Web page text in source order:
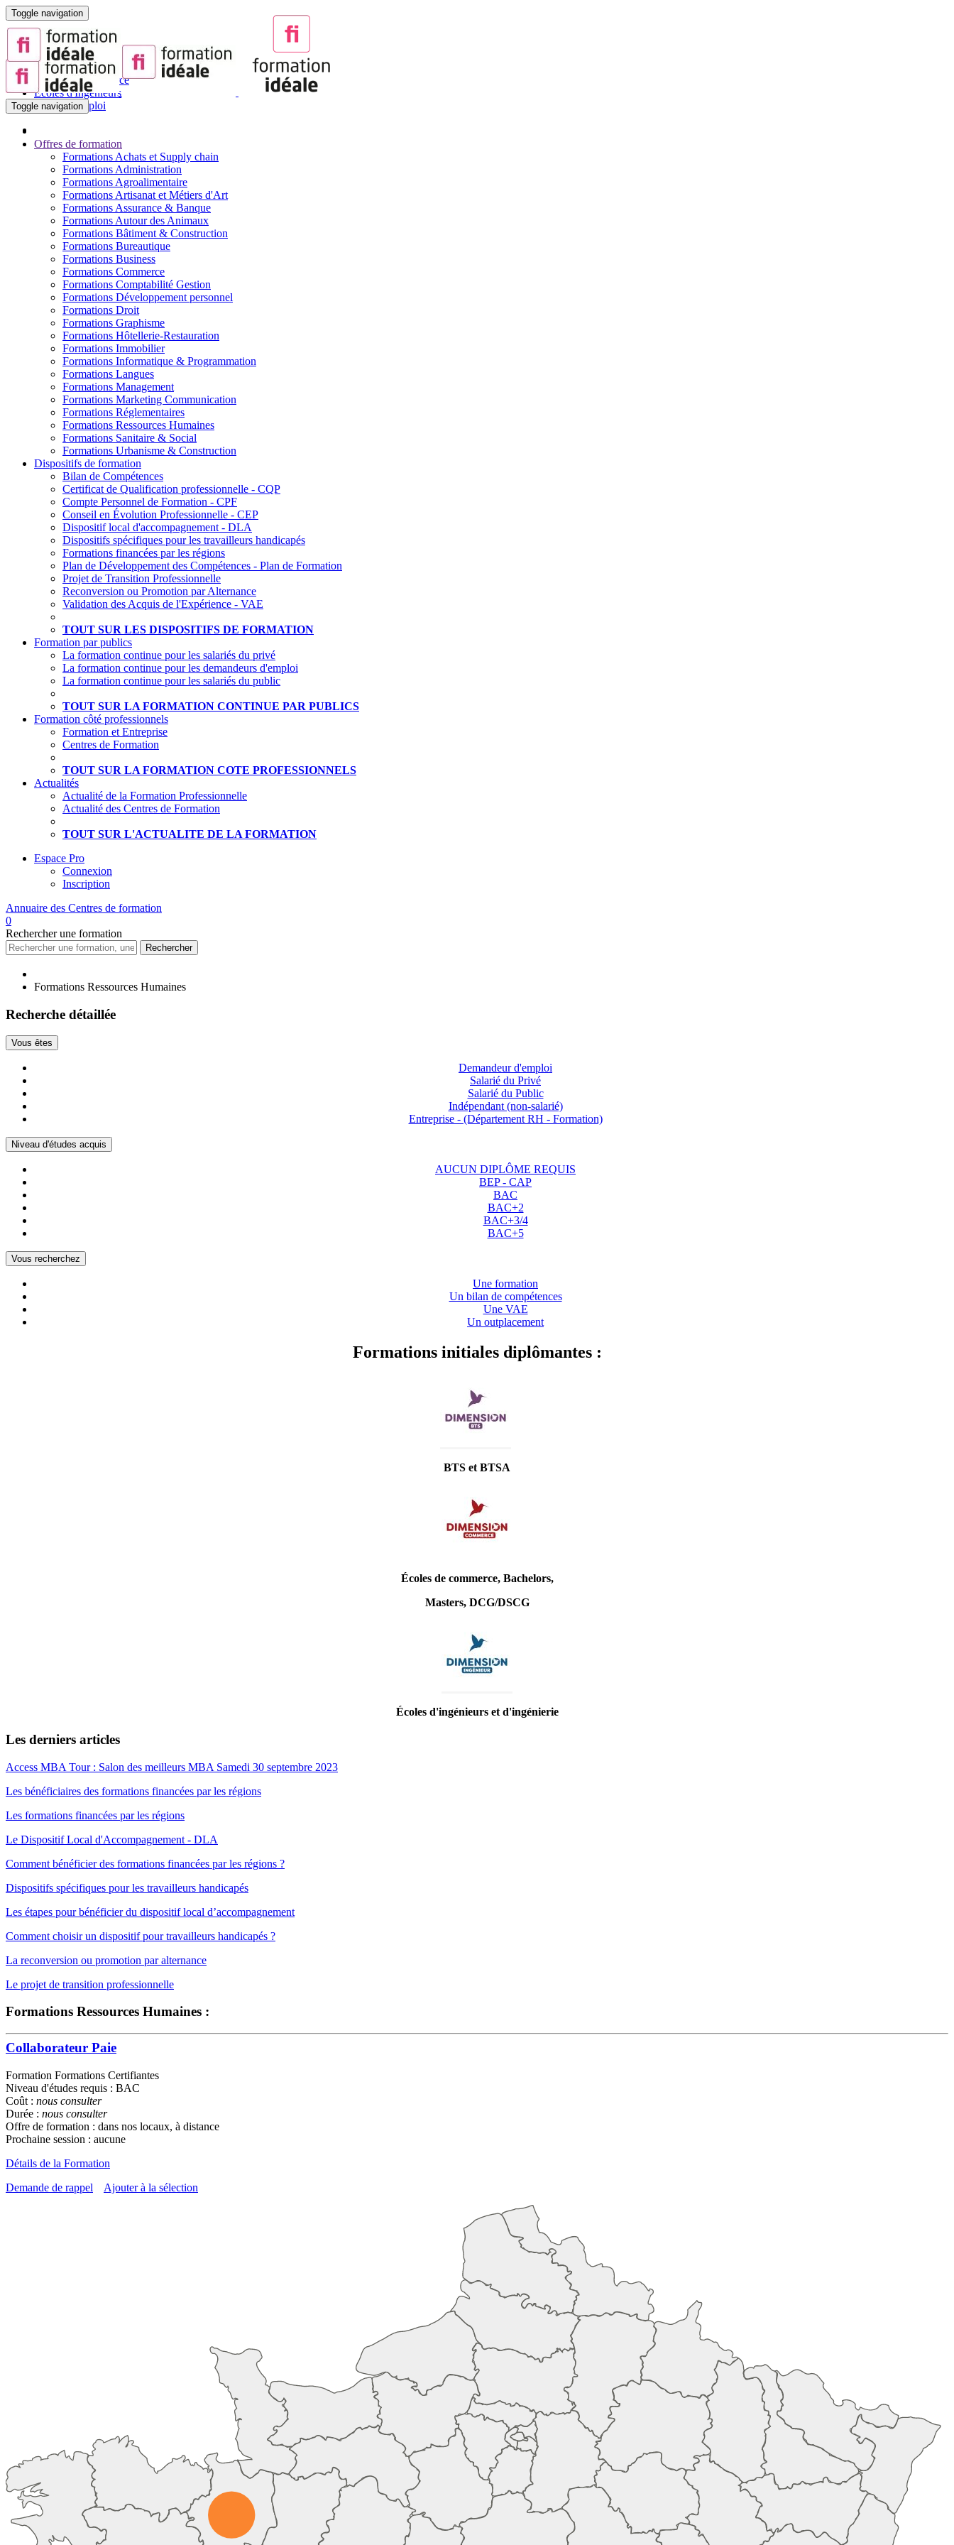
Toggle navigation
Sites partenaires :
BTS
Écoles de Commerce
Écoles d'Ingénieurs
Offres d'Emploi
Toggle navigation
Offres de formation
Formations Achats et Supply chain
Formations Administration
Formations Agroalimentaire
Formations Artisanat et Métiers d'Art
Formations Assurance & Banque
Formations Autour des Animaux
Formations Bâtiment & Construction
Formations Bureautique
Formations Business
Formations Commerce
Formations Comptabilité Gestion
Formations Développement personnel
Formations Droit
Formations Graphisme
Formations Hôtellerie-Restauration
Formations Immobilier
Formations Informatique & Programmation
Formations Langues
Formations Management
Formations Marketing Communication
Formations Réglementaires
Formations Ressources Humaines
Formations Sanitaire & Social
Formations Urbanisme & Construction
Dispositifs de formation
Bilan de Compétences
Certificat de Qualification professionnelle - CQP
Compte Personnel de Formation - CPF
Conseil en Évolution Professionnelle - CEP
Dispositif local d'accompagnement - DLA
Dispositifs spécifiques pour les travailleurs handicapés
Formations financées par les régions
Plan de Développement des Compétences - Plan de Formation
Projet de Transition Professionnelle
Reconversion ou Promotion par Alternance
Validation des Acquis de l'Expérience - VAE
TOUT SUR LES DISPOSITIFS DE FORMATION
Formation par publics
La formation continue pour les salariés du privé
La formation continue pour les demandeurs d'emploi
La formation continue pour les salariés du public
TOUT SUR LA FORMATION CONTINUE PAR PUBLICS
Formation côté professionnels
Formation et Entreprise
Centres de Formation
TOUT SUR LA FORMATION COTE PROFESSIONNELS
Actualités
Actualité de la Formation Professionnelle
Actualité des Centres de Formation
TOUT SUR L'ACTUALITE DE LA FORMATION
Espace Pro
Connexion
Inscription
Annuaire des Centres de formation
0
Rechercherune formation
Rechercher
Formations Ressources Humaines
Recherche détaillée
Vous êtes
Demandeur d'emploi
Salarié du Privé
Salarié du Public
Indépendant (non-salarié)
Entreprise - (Département RH - Formation)
Niveau d'études acquis
AUCUN DIPLÔME REQUIS
BEP - CAP
BAC
BAC+2
BAC+3/4
BAC+5
Vous recherchez
Une formation
Un bilan de compétences
Une VAE
Un outplacement
Formations initiales diplômantes :
BTS et BTSA
Écoles de commerce, Bachelors,
Masters, DCG/DSCG
Écoles d'ingénieurs et d'ingénierie
Les derniers articles
Access MBA Tour : Salon des meilleurs MBA Samedi 30 septembre 2023
Les bénéficiaires des formations financées par les régions
Les formations financées par les régions
Le Dispositif Local d'Accompagnement - DLA
Comment bénéficier des formations financées par les régions ?
Dispositifs spécifiques pour les travailleurs handicapés
Les étapes pour bénéficier du dispositif local d’accompagnement
Comment choisir un dispositif pour travailleurs handicapés ?
La reconversion ou promotion par alternance
Le projet de transition professionnelle
Formations Ressources Humaines :
Collaborateur Paie
Formation Formations Certifiantes
Niveau d'études requis : BAC
Coût : nous consulter
Durée : nous consulter
Offre de formation : dans nos locaux, à distance
Prochaine session : aucune
Détails de la Formation
Demande de rappel
Ajouter à la sélection